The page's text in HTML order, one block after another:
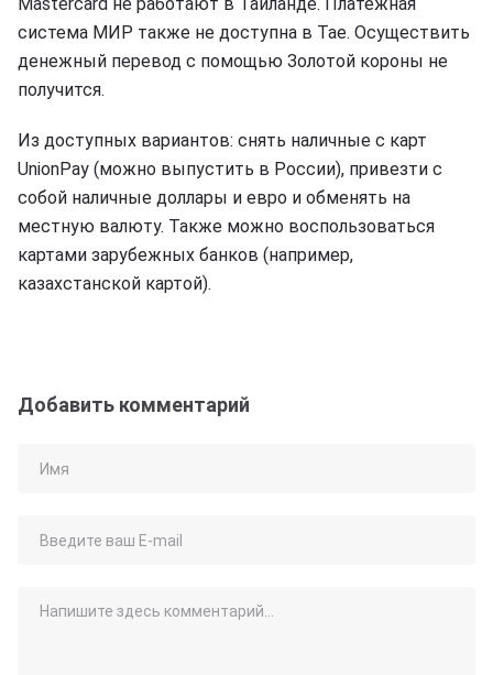
система МИР также не доступна в Тае. Осуществить
денежный перевод с помощью Золотой короны не
получится.
Из доступных вариантов: снять наличные с карт
UnionPay (можно выпустить в России), привезти с
собой наличные доллары и евро и обменять на
местную валюту. Также можно воспользоваться
картами зарубежных банков (например,
казахстанской картой).
Добавить комментарий